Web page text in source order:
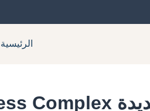
الرئيسية